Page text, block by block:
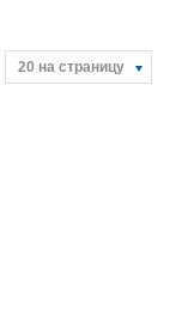
20 на страницу